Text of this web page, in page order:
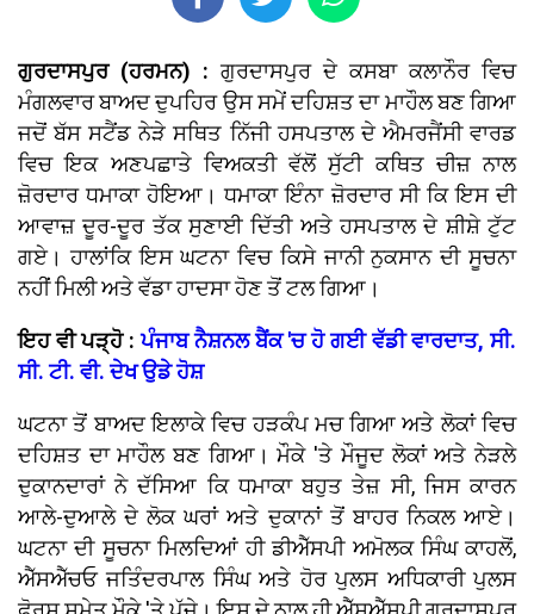
ਗੁਰਦਾਸਪੁਰ (ਹਰਮਨ) : ਗੁਰਦਾਸਪੁਰ ਦੇ ਕਸਬਾ ਕਲਾਨੌਰ ਵਿਚ
ਮੰਗਲਵਾਰ ਬਾਅਦ ਦੁਪਹਿਰ ਉਸ ਸਮੇਂ ਦਹਿਸ਼ਤ ਦਾ ਮਾਹੌਲ ਬਣ ਗਿਆ
ਜਦੋਂ ਬੱਸ ਸਟੈਂਡ ਨੇੜੇ ਸਥਿਤ ਨਿੱਜੀ ਹਸਪਤਾਲ ਦੇ ਐਮਰਜੈਂਸੀ ਵਾਰਡ
ਵਿਚ ਇਕ ਅਣਪਛਾਤੇ ਵਿਅਕਤੀ ਵੱਲੋਂ ਸੁੱਟੀ ਕਥਿਤ ਚੀਜ਼ ਨਾਲ
ਜ਼ੋਰਦਾਰ ਧਮਾਕਾ ਹੋਇਆ। ਧਮਾਕਾ ਇੰਨਾ ਜ਼ੋਰਦਾਰ ਸੀ ਕਿ ਇਸ ਦੀ
ਆਵਾਜ਼ ਦੂਰ-ਦੂਰ ਤੱਕ ਸੁਣਾਈ ਦਿੱਤੀ ਅਤੇ ਹਸਪਤਾਲ ਦੇ ਸ਼ੀਸ਼ੇ ਟੁੱਟ
ਗਏ। ਹਾਲਾਂਕਿ ਇਸ ਘਟਨਾ ਵਿਚ ਕਿਸੇ ਜਾਨੀ ਨੁਕਸਾਨ ਦੀ ਸੂਚਨਾ
ਨਹੀਂ ਮਿਲੀ ਅਤੇ ਵੱਡਾ ਹਾਦਸਾ ਹੋਣ ਤੋਂ ਟਲ ਗਿਆ।
ਇਹ ਵੀ ਪੜ੍ਹੋ :ਪੰਜਾਬ ਨੈਸ਼ਨਲ ਬੈਂਕ 'ਚ ਹੋ ਗਈ ਵੱਡੀ ਵਾਰਦਾਤ, ਸੀ.
ਸੀ. ਟੀ. ਵੀ. ਦੇਖ ਉਡੇ ਹੋਸ਼
ਘਟਨਾ ਤੋਂ ਬਾਅਦ ਇਲਾਕੇ ਵਿਚ ਹੜਕੰਪ ਮਚ ਗਿਆ ਅਤੇ ਲੋਕਾਂ ਵਿਚ
ਦਹਿਸ਼ਤ ਦਾ ਮਾਹੌਲ ਬਣ ਗਿਆ। ਮੌਕੇ 'ਤੇ ਮੌਜੂਦ ਲੋਕਾਂ ਅਤੇ ਨੇੜਲੇ
ਦੁਕਾਨਦਾਰਾਂ ਨੇ ਦੱਸਿਆ ਕਿ ਧਮਾਕਾ ਬਹੁਤ ਤੇਜ਼ ਸੀ, ਜਿਸ ਕਾਰਨ
ਆਲੇ-ਦੁਆਲੇ ਦੇ ਲੋਕ ਘਰਾਂ ਅਤੇ ਦੁਕਾਨਾਂ ਤੋਂ ਬਾਹਰ ਨਿਕਲ ਆਏ।
ਘਟਨਾ ਦੀ ਸੂਚਨਾ ਮਿਲਦਿਆਂ ਹੀ ਡੀਐੱਸਪੀ ਅਮੋਲਕ ਸਿੰਘ ਕਾਹਲੋਂ,
ਐੱਸਐੱਚਓ ਜਤਿੰਦਰਪਾਲ ਸਿੰਘ ਅਤੇ ਹੋਰ ਪੁਲਸ ਅਧਿਕਾਰੀ ਪੁਲਸ